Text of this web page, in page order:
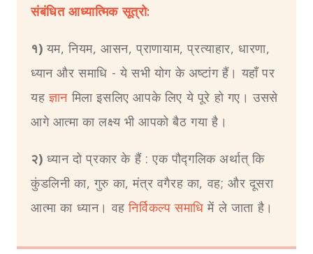
संबंधित आध्यात्मिक सूत्रो:
१) यम, नियम, आसन, प्राणायाम, प्रत्याहार, धारणा,
ध्यान और समाधि - ये सभी योग के अष्टांग हैं। यहाँ पर
यहज्ञान मिला इसलिए आपके लिए ये पूरे हो गए। उससे
आगे आत्मा का लक्ष्य भी आपको बैठ गया है।
२) ध्यान दो प्रकार के हैं : एक पौद्गलिक अर्थात् कि
कुंडलिनी का, गुरु का, मंत्र वगैरह का, वह; और दूसरा
आत्मा का ध्यान। वहनिर्विकल्प समाधि में ले जाता है।